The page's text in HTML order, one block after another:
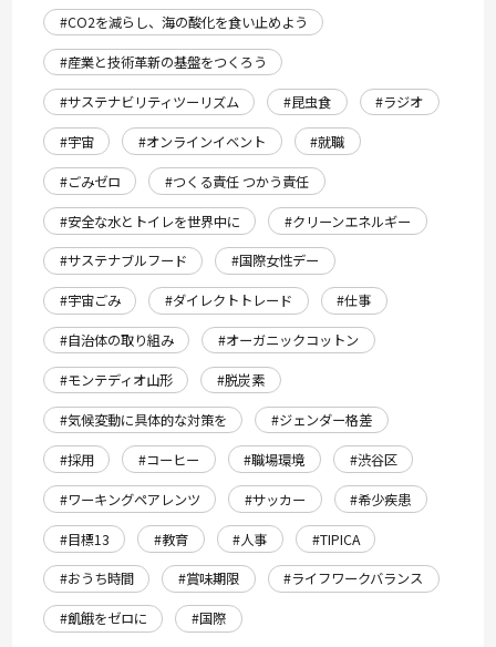
#CO2を減らし、海の酸化を食い止めよう
#産業と技術革新の基盤をつくろう
#サステナビリティツーリズム
#昆虫食
#ラジオ
#宇宙
#オンラインイベント
#就職
#ごみゼロ
#つくる責任 つかう責任
#安全な水とトイレを世界中に
#クリーンエネルギー
#サステナブルフード
#国際女性デー
#宇宙ごみ
#ダイレクトトレード
#仕事
#自治体の取り組み
#オーガニックコットン
#モンテディオ山形
#脱炭素
#気候変動に具体的な対策を
#ジェンダー格差
#採用
#コーヒー #職場環境
#渋谷区
#ワーキングペアレンツ
#サッカー
#希少疾患
#目標13
#教育 #人事
#TIPICA
#おうち時間
#賞味期限
#ライフワークバランス
#飢餓をゼロに
#国際